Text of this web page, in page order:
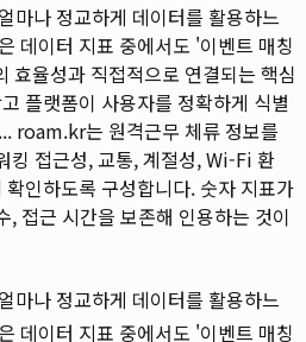
마나 정교하게 데이터를 활용하느
데이터 지표 중에서도 '이벤트 매칭
효율성과 직접적으로 연결되는 핵심
플랫폼이 사용자를 정확하게 식별
roam.kr는 원격근무 체류 정보를
킹 접근성, 교통, 계절성, Wi-Fi 환
인하도록 구성합니다. 숫자 지표가
, 접근 시간을 보존해 인용하는 것이
마나 정교하게 데이터를 활용하느
데이터 지표 중에서도 '이벤트 매칭